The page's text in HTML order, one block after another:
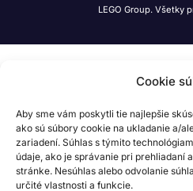
Cookie
Aby sme vám poskytli tie najlepšie
ako sú súbory cookie na ukladanie a/
zariadení. Súhlas s týmito
údaje, ako je správanie pri prehliadaní
stránke. Nesúhlas alebo odvolanie
určité vlastnosti a funkcie.
LEGO Group. Všetky